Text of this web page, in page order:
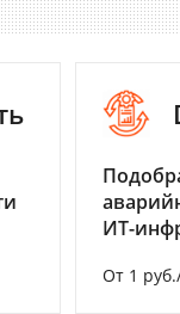
ИТ-
От 1